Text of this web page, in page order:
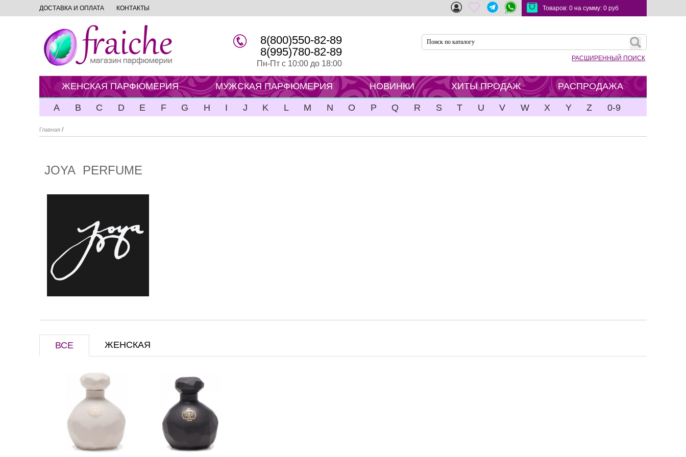
ДОСТАВКА И ОПЛАТА КОНТАКТЫ Товаров: 0 на сумму: 0 руб
8(800)550-82-89
8(995)780-82-89
Пн-Пт с 10:00 до 18:00
РАСШИРЕННЫЙ ПОИСК
ЖЕНСКАЯ ПАРФЮМЕРИЯ МУЖСКАЯ ПАРФЮМЕРИЯ НОВИНКИ ХИТЫ ПРОДАЖ РАСПРОДАЖА
A B C D E F G H I J K L M N O P Q R S T U V W X Y Z 0-9
Главная /
JOYA PERFUME
ВСЕ ЖЕНСКАЯ